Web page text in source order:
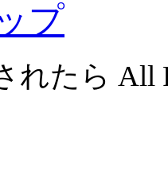
プ
たら All